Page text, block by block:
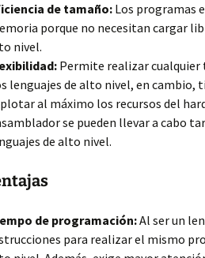
de tamaño:Los programas
porque no necesitan cargar
nivel.
Permite realizar cualquier
lenguajes de alto nivel, en
al máximo los recursos del
se pueden llevar a cabo
de alto nivel.
de programación:Al ser un
para realizar el mismo